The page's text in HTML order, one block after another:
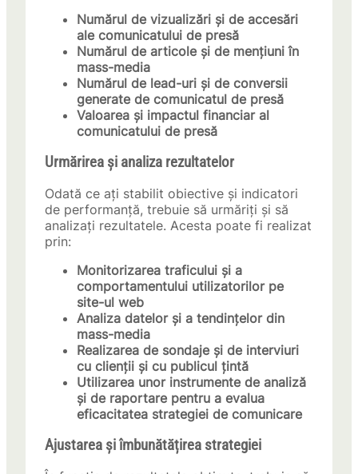
Numărul de vizualizări și de accesări
ale comunicatului de presă
Numărul de articole și de mențiuni în
mass-media
Numărul de lead-uri și de conversii
generate de comunicatul de presă
Valoarea și impactul financiar al
comunicatului de presă
Urmărirea și analiza rezultatelor
Odată ce ați stabilit obiective și indicatori
de performanță, trebuie să urmăriți și să
analizați rezultatele. Acesta poate fi realizat
prin:
Monitorizarea traficului și a
comportamentului utilizatorilor pe
site-ul web
Analiza datelor și a tendințelor din
mass-media
Realizarea de sondaje și de interviuri
cu clienții și cu publicul țintă
Utilizarea unor instrumente de analiză
și de raportare pentru a evalua
eficacitatea strategiei de comunicare
Ajustarea și îmbunătățirea strategiei